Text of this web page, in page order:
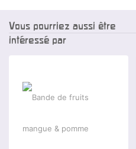
Vous pourriez aussi être
intéressé par